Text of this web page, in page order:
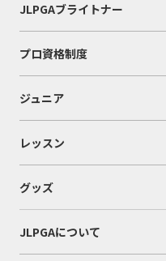
JLPGAブライトナー
プロ資格制度
ジュニア
レッスン
グッズ
JLPGAについて